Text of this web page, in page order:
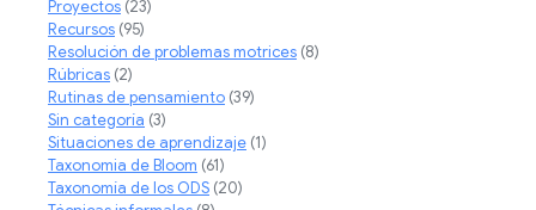
Proyectos (23)
Recursos (95)
Resolución de problemas motrices (8)
Rúbricas (2)
Rutinas de pensamiento (39)
Sin categoría (3)
Situaciones de aprendizaje (1)
Taxonomia de Bloom (61)
Taxonomía de los ODS (20)